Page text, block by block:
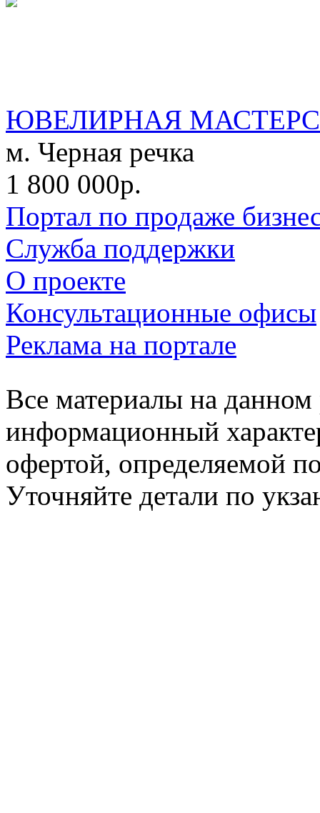
ЮВЕЛИРНАЯ
м. Черная речка
1 800 000р.
Портал по продаже
Служба поддержки
О проекте
Консультационные офисы
Реклама на портале
Все материалы на данном
информационный
офертой, определяемой
Уточняйте детали по